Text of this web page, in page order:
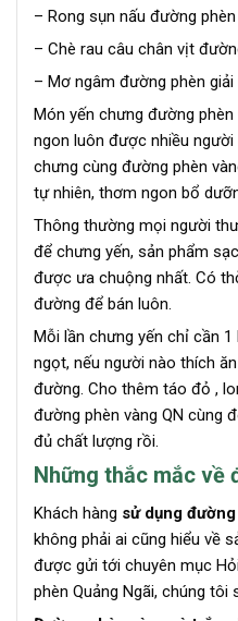
– Rong sụn nấu đường phèn
– Chè rau câu chân vịt
– Mơ ngâm đường phèn giải
Món yến chưng đường
ngon luôn được nhiều
chưng cùng đường phèn
tự nhiên, thơm ngon bổ
Thông thường mọi người
để chưng yến, sản phẩm
được ưa chuộng nhất. Có
đường để bán luôn.
Mỗi lần chưng yến chỉ cần
ngọt, nếu người nào thích
đường. Cho thêm táo đỏ ,
đường phèn vàng QN cùng
đủ chất lượng rồi.
Những thắc mắc về
Khách hàng sử dụng
không phải ai cũng hiểu về
được gửi tới chuyên mục
phèn Quảng Ngãi, chúng tôi